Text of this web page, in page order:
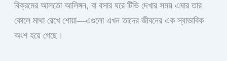
বিক্রমের আলতো আলিঙ্গন, বা বসার ঘরে টিভি দেখার সময় এষার তার
কোলে মাথা রেখে শোয়া—এগুলো এখন তাদের জীবনের এক স্বাভাবিক
অংশ হয়ে গেছে।